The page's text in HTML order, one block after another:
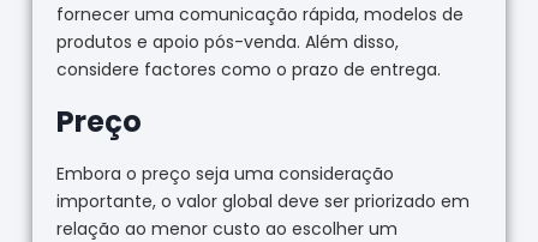
fornecer uma comunicação rápida, modelos de
produtos e apoio pós-venda. Além disso,
considere factores como o prazo de entrega.
Preço
Embora o preço seja uma consideração
importante, o valor global deve ser priorizado em
relação ao menor custo ao escolher um